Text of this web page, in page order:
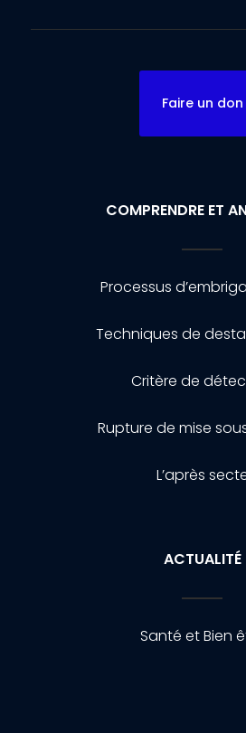
Faire un don
COMPRENDRE ET
Processus
Techniques de
Critère de
Rupture de mise
L’après
ACTUALITÉ
Santé et Bien